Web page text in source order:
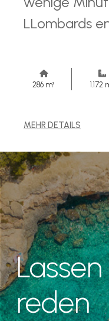
LLombards
286 m² 1.172
MEHR DETAILS
reden